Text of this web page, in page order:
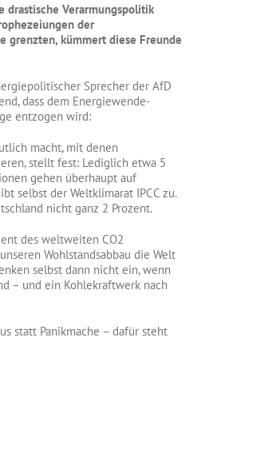
drastische Verarmungspolitik
der
grenzten, kümmert diese Freunde
Sprecher der AfD
dass dem Energiewende-
entzogen wird:
macht, mit denen
stellt fest: Lediglich etwa 5
gehen überhaupt auf
selbst der Weltklimarat IPCC zu.
nicht ganz 2 Prozent.
des weltweiten CO2
Wohlstandsabbau die Welt
selbst dann nicht ein, wenn
– und ein Kohlekraftwerk nach
statt Panikmache – dafür steht